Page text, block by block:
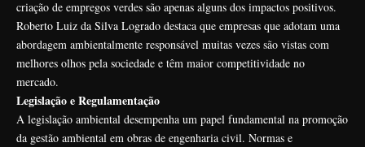
criação de empregos verdes são apenas alguns dos impactos positivos.
Roberto Luiz da Silva Logrado destaca que empresas que adotam uma
abordagem ambientalmente responsável muitas vezes são vistas com
melhores olhos pela sociedade e têm maior competitividade no
mercado.
Legislação e Regulamentação
A legislação ambiental desempenha um papel fundamental na promoção
da gestão ambiental em obras de engenharia civil. Normas e